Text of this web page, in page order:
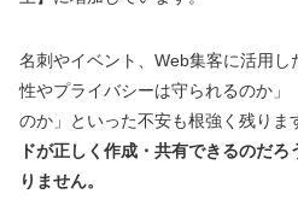
名刺やイベント、Web集客に活用
性やプライバシーは守られるのか」
のか」といった不安も根強く残りま
ドが正しく作成・共有できるのだ
りません。